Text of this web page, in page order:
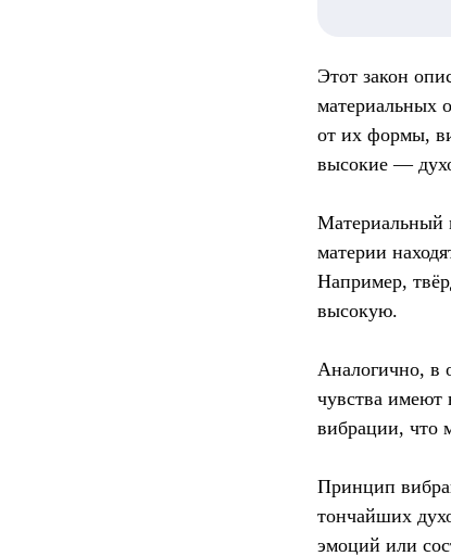
Этот закон
материальных
от их формы,
высокие —
Материальный
материи
Например,
высокую.
Аналогично, в
чувства имеют
вибрации, что
Принцип
тончайших
эмоций или